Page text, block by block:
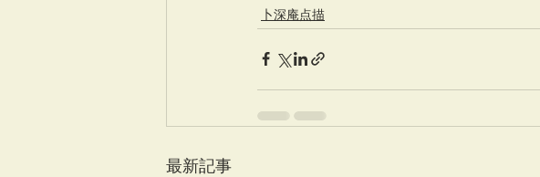
卜深庵点描
最新記事